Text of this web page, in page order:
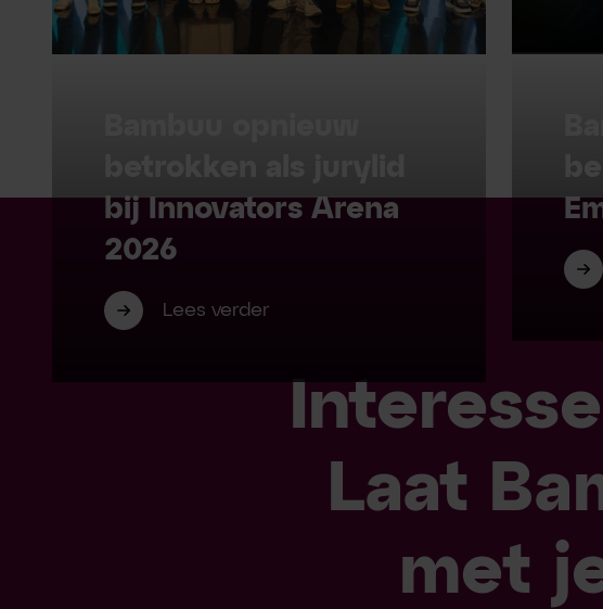
bij Innovators Arena
2026
Lees verder
Laat
met